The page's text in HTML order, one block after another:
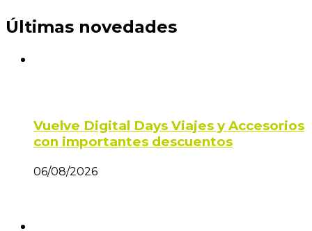
Últimas novedades
Vuelve Digital Days Viajes y Accesorios
con importantes descuentos
06/08/2026